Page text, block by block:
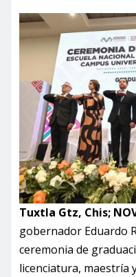
Tuxtla Gtz, Chis;
gobernador Eduardo
ceremonia de
licenciatura, maestría